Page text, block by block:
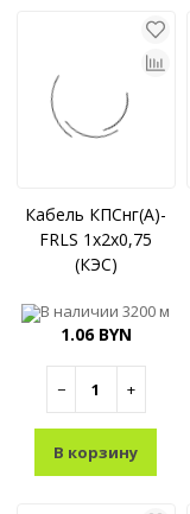
Кабель КПСнг(A)-
FRLS 1x2x0,75
(КЭС)
В наличии3200 м
1.06 BYN
− +
В корзину